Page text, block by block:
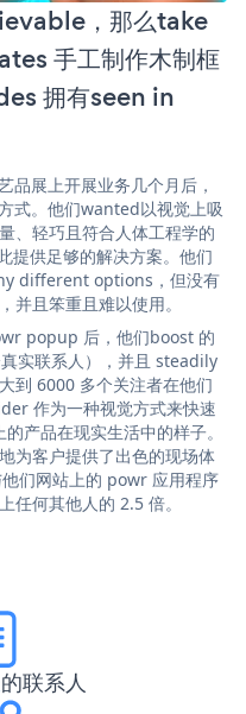
，那么take
手工制作木制框
拥有seen in
展上开展业务几个月后，
式。他们wanted以视觉上吸
、轻巧且符合人体工程学的
提供足够的解决方案。他们
different options，但没有
并且笨重且难以使用。
popup 后，他们boost 的
实联系人），并且 steadily
到 6000 多个关注者在他们
作为一种视觉方式来快速
产品在现实生活中的样子。
为客户提供了出色的现场体
们网站上的 powr 应用程序
任何其他人的 2.5 倍。
的联系人